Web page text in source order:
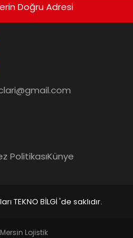
Doğru Adresi
PolitikasıKünye
TEKNO BİLGİ 'de saklıdır.
Mersin Lojistik